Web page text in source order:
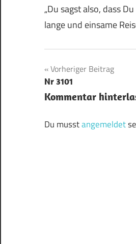
„Du sagst also, dass
lange und einsame
Vorheriger Beitrag
Nr 3101
Kommentar
Du musstangemeldet